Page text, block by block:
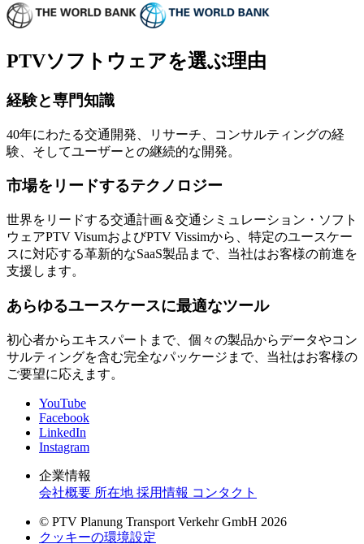
PTVソフトウェアを選ぶ理由
経験と専門知識
40年にわたる交通開発、リサーチ、コンサルティングの経
験、そしてユーザーとの継続的な開発。
市場をリードするテクノロジー
世界をリードする交通計画＆交通シミュレーション・ソフト
ウェアPTV VisumおよびPTV Vissimから、特定のユースケー
スに対応する革新的なSaaS製品まで、当社はお客様の前進を
支援します。
あらゆるユースケースに最適なツール
初心者からエキスパートまで、個々の製品からデータやコン
サルティングを含む完全なパッケージまで、当社はお客様の
ご要望に応えます。
YouTube
Facebook
LinkedIn
Instagram
企業情報
会社概要 所在地 採用情報 コンタクト
© PTV Planung Transport Verkehr GmbH 2026
クッキーの環境設定